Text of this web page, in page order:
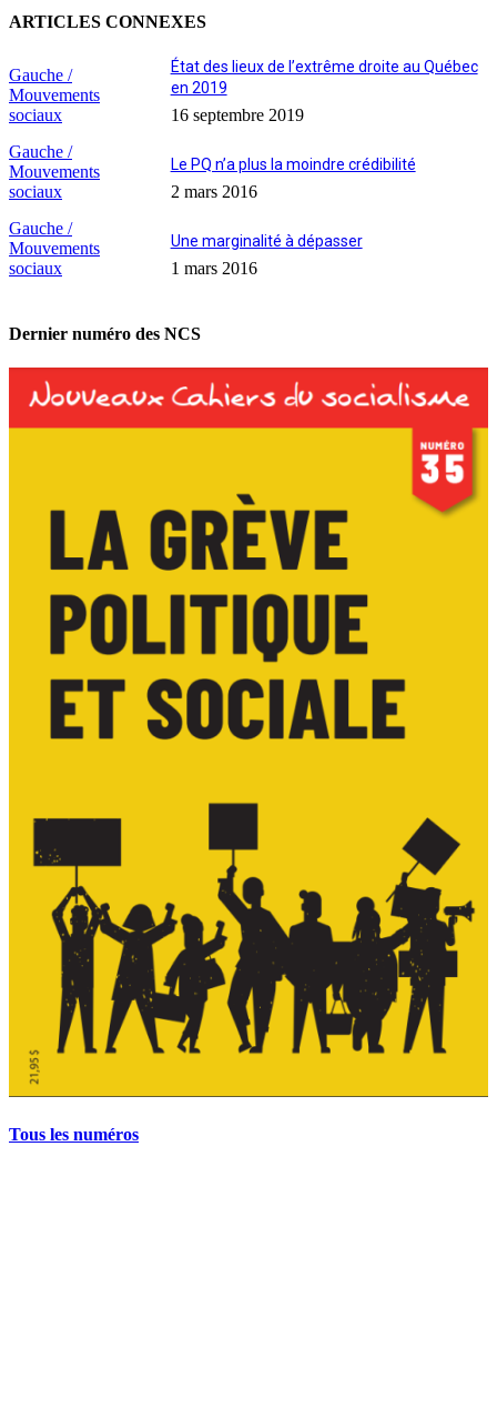
ARTICLES CONNEXES
Gauche /
Mouvements
sociaux
État des lieux de l’extrême droite au Québec
en 2019
16 septembre 2019
Gauche /
Mouvements
sociaux
Le PQ n’a plus la moindre crédibilité
2 mars 2016
Gauche /
Mouvements
sociaux
Une marginalité à dépasser
1 mars 2016
Dernier numéro des NCS
Tous les numéros